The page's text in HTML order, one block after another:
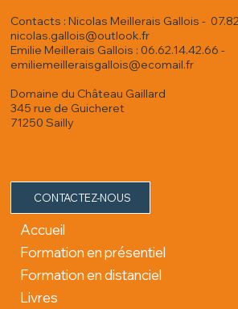
Contacts : Nicolas Meillerais Gallois -
nicolas.gallois@outlook.fr
Emilie Meillerais Gallois : 06.62.14.42.66 -
emiliemeilleraisgallois@ecomail.fr
Domaine du Château Gaillard
345 rue de Guicheret
71250 Sailly
CONTACTEZ-NOUS
Accueil
Formation en présentiel
Formation en distanciel
Livres